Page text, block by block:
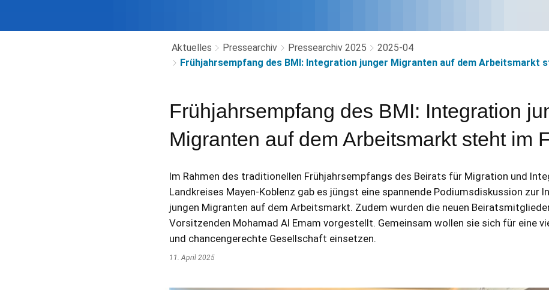
Aktuelles Pressearchiv Pressearchiv 2025
2025-04
Frühjahrsempfang des BMI: Integration junger Migranten auf dem Arbeitsmarkt
Frühjahrsempfang des BMI: Integration
Migranten auf dem Arbeitsmarkt steht im
Im Rahmen des traditionellen Frühjahrsempfangs des Beirats für Migration und
Landkreises Mayen-Koblenz gab es jüngst eine spannende Podiumsdiskussion zur
jungen Migranten auf dem Arbeitsmarkt. Zudem wurden die neuen
Vorsitzenden Mohamad Al Emam vorgestellt. Gemeinsam wollen sie sich für eine
und chancengerechte Gesellschaft einsetzen.
11. April 2025